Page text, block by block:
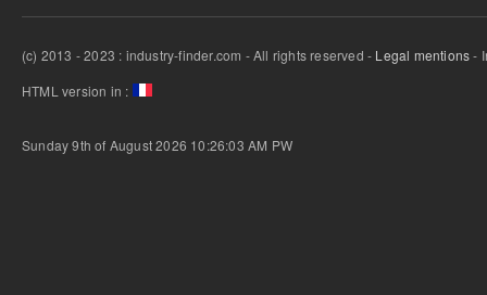
(c) 2013 - 2023 : industry-finder.com - All rights reserved - Legal mentions-
HTML version in :
Sunday 9th of August 2026 10:26:03 AM PW